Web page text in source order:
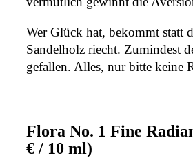
Wer Glück hat, bekommt statt
Sandelholz riecht. Zumindest
gefallen. Alles, nur bitte keine
Flora No. 1 Fine
€ / 10 ml)